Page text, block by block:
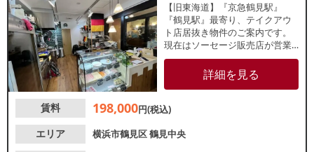
【旧東海道】『京急鶴見駅』
『鶴見駅』最寄り、テイクアウ
ト店居抜き物件のご案内です。
現在はソーセージ販売店が営業
しています。カフェ・喫茶店等
の軽飲食ご相談可能です。諸条
件等、お気軽にお問合せくださ
詳細を見る
賃料 198,000円(税込)
エリア
横浜市鶴見区鶴見中央